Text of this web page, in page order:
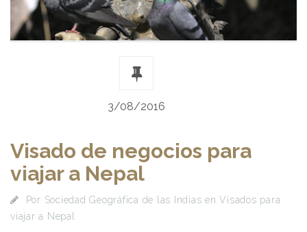
3/08/2016
Visado de negocios para
viajar a Nepal
Por Sociedad Geográfica de las Indias enVisados para
viajar a Nepal